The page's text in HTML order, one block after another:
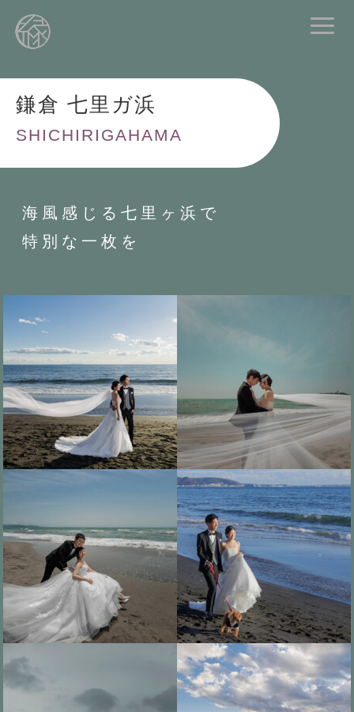
鎌倉 七里ガ浜
SHICHIRIGAHAMA
海風感じる七里ヶ浜で
特別な一枚を